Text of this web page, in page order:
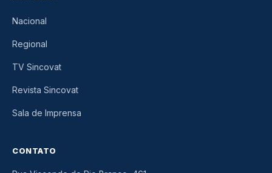
Nacional
Regional
TV Sincovat
Revista Sincovat
Sala de Imprensa
CONTATO